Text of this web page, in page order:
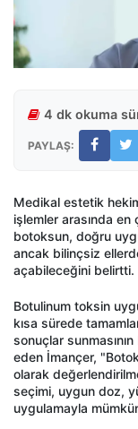
4 dk okuma
PAYLAŞ:
Medikal estetik
işlemler arasında
botoksun, doğru
ancak bilinçsiz
açabileceğini belirtti.
Botulinum toksin
kısa sürede
sonuçlar
eden İmançer,
olarak
seçimi, uygun doz,
uygulamayla